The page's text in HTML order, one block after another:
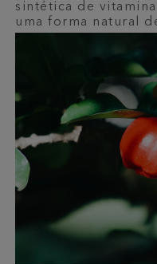
sintética de
uma forma natural